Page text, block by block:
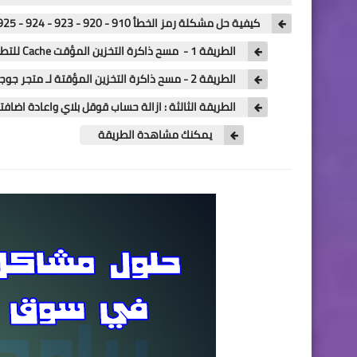
كيفية حل مشكلة رمز الخطأ 910 - 920 - 923 - 924 - 925 error في اجهزة الاندرويد
الطريقة 1 - مسح ذاكرة التخزين المؤقت Cache للتطبيق سبب المشكلة
الطريقة 2 - مسح ذاكرة التخزين المؤقتة لـ متجر جوجل بلاي Google Play Store
الطريقة الثالثة : ازالة حساب قوقل بلاي واعادة
يمكنك مشاهدة الطريقة